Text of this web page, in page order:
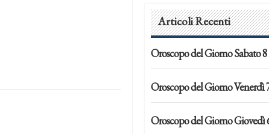
Articoli Recenti
Oroscopo del Giorno Sabato
Oroscopo del Giorno Venerdì
Oroscopo del Giorno Giovedì